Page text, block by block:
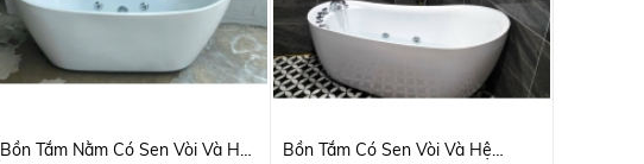
Bồn Tắm Nằm Có Sen Vòi Và Hệ
Bồn Tắm Có Sen Vòi Và Hệ